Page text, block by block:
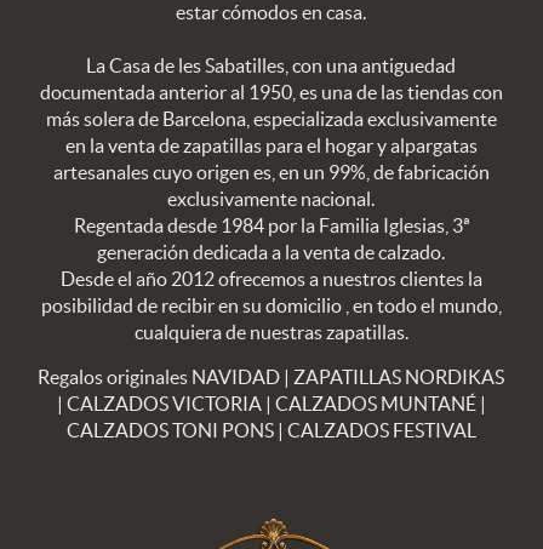
estar cómodos en casa.
La Casa de les Sabatilles, con una antiguedad
documentada anterior al 1950, es una de las tiendas con
más solera de Barcelona, especializada exclusivamente
en la venta de zapatillas para el hogar y alpargatas
artesanales cuyo origen es, en un 99%, de fabricación
exclusivamente nacional.
Regentada desde 1984 por la Familia Iglesias, 3ª
generación dedicada a la venta de calzado.
Desde el año 2012 ofrecemos a nuestros clientes la
posibilidad de recibir en su domicilio , en todo el mundo,
cualquiera de nuestras zapatillas.
Regalos originales NAVIDAD | ZAPATILLAS NORDIKAS
| CALZADOS VICTORIA| CALZADOS MUNTANÉ|
CALZADOS TONI PONS| CALZADOS FESTIVAL